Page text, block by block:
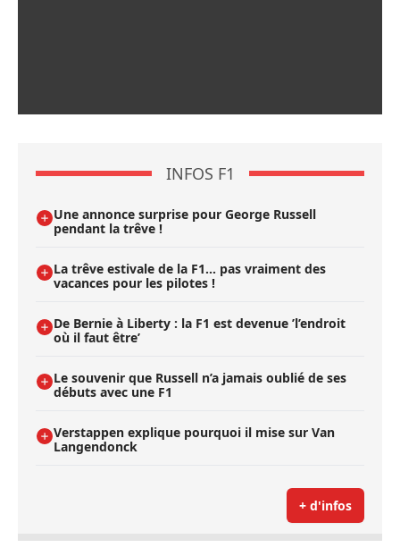
INFOS F1
Une annonce surprise pour George Russell
pendant la trêve !
La trêve estivale de la F1... pas vraiment des
vacances pour les pilotes !
De Bernie à Liberty : la F1 est devenue ’l’endroit
où il faut être’
Le souvenir que Russell n’a jamais oublié de ses
débuts avec une F1
Verstappen explique pourquoi il mise sur Van
Langendonck
+ d'infos